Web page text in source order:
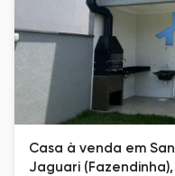
Casa à venda em
Jaguari